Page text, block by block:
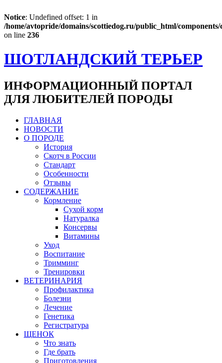
Notice: Undefined offset: 1 in
/home/avtopride/domains/scottiedog.ru/public_html/
on line 236
ШОТЛАНДСКИЙ ТЕРЬЕР
ИНФОРМАЦИОННЫЙ ПОРТАЛ
ДЛЯ ЛЮБИТЕЛЕЙ ПОРОДЫ
ГЛАВНАЯ
НОВОСТИ
О ПОРОДЕ
История
Скотч в России
Стандарт
Особенности
Отзывы
СОДЕРЖАНИЕ
Кормление
Сухой корм
Натуралка
Консервы
Витамины
Уход
Воспитание
Тримминг
Тренировки
ВЕТЕРИНАРИЯ
Профилактика
Болезни
Лечение
Генетика
Регистратура
ЩЕНОК
Что знать
Где брать
Приготовления